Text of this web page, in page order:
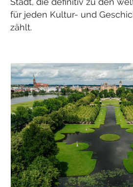
für jeden Kultur- und
zählt.